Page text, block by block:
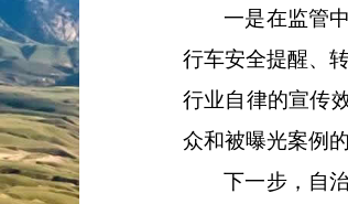
一是在监管
行车安全提醒、
行业自律的宣传
众和被曝光案例
下一步， 自